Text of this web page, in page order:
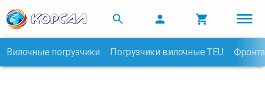
  
Вилочные погрузчики Погрузчики вилочные TEU